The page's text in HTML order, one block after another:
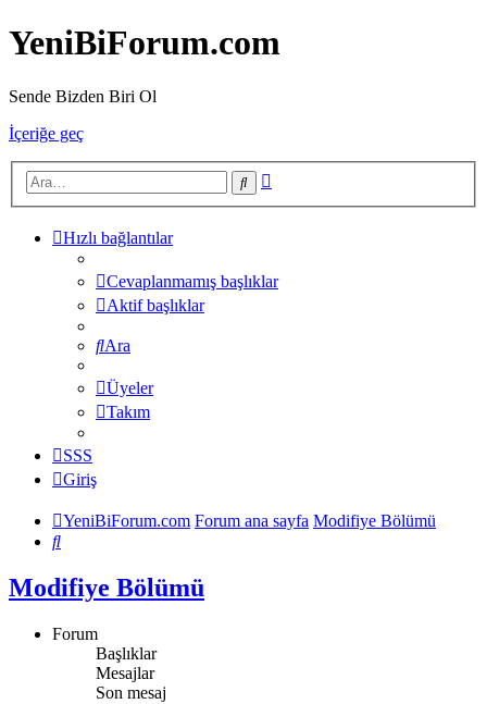
YeniBiForum.com
Sende Bizden Biri Ol
İçeriğe geç
Ara
Hızlı bağlantılar
Cevaplanmamış başlıklar
Aktif başlıklar
Ara
Üyeler
Takım
SSS
Giriş
YeniBiForum.com Forum ana sayfa Modifiye Bölümü
Ara
Modifiye Bölümü
Forum
Başlıklar
Mesajlar
Son mesaj